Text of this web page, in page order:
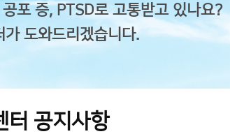
포 증, PTSD로 고통받고 있나요?
도와드리겠습니다.
터 공지사항